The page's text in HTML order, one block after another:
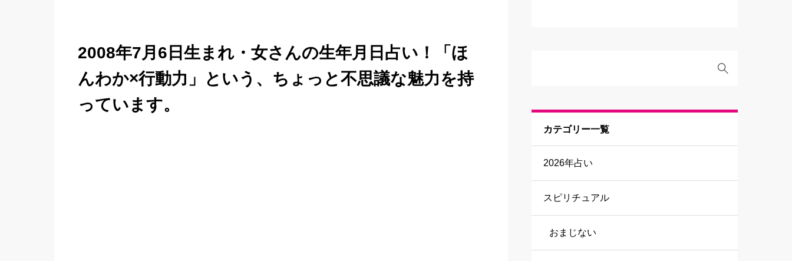
2008年7月6日生まれ・女さんの生年月日占い！「ほ
んわか×行動力」という、ちょっと不思議な魅力を持
っています。
カテゴリー一覧
2026年占い
スピリチュアル
おまじない